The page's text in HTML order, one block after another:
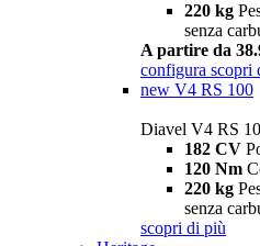
220 kg
senza
A partire da
configura scopri
new V4 RS 100
Diavel V4 RS
182 CV
120 Nm
220 kg
senza
scopri di più